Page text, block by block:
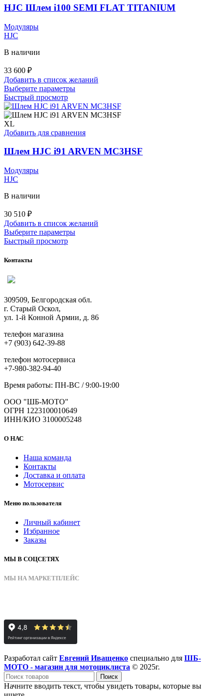
выбрать
на
HJC Шлем i100 SEMI FLAT TITANIUM
Модуляры
HJC
В наличии
33 600 ₽
Добавить в список желаний
Выберите параметрыЭтот
имеет
несколько
Опции
выбрать
Быстрый просмотр
XL
Добавить для сравнения
Шлем HJC i91 ARVEN MC3HSF
Модуляры
HJC
В наличии
30 510 ₽
Добавить в список желаний
Выберите параметрыЭтот
на
товара.
Быстрый просмотр
Контакты
309509, Белгородская обл.
г. Старый Оскол,
ул. 1-й Конной Армии, д. 86
телефон магазина
+7 (903) 642-39-88
телефон мотосервиса
+7-980-382-94-40
Время работы: ПН-ВС / 9:00-19:00
ООО "ШБ-МОТО"
ОГРН 1223100010649
ИНН/КИО 3100005248
О НАС
Наша команда
Контакты
Доставка и оплата
Мотосервис
Меню пользователя
Личный кабинет
Избранное
Заказы
МЫ В СОЦСЕТЯХ
МЫ НА МАРКЕТПЛЕЙС
Разработал сайт Евгений Иващенко специально для ШБ-
МОТО - магазин для мотоциклиста © 2025г.
Поиск
Начните вводить текст, чтобы увидеть товары, которые вы